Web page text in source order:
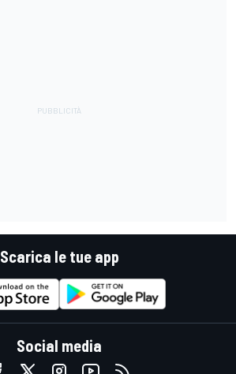
Scarica le tue app
Social media